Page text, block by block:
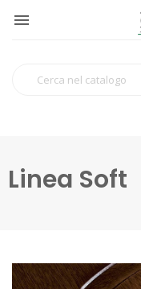

Linea Soft